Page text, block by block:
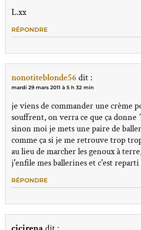
L.xx
RÉPONDRE
nonotiteblonde56 dit :
mardi 29 mars 2011 à 5 h 32 min
je viens de commander une crème
souffrent, on verra ce que ça donne
sinon moi je mets une paire de
comme ça si je me retrouve trop
au lieu de marcher les genoux à
j'enfile mes ballerines et c'est
RÉPONDRE